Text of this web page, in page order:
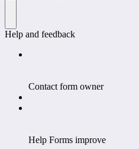
Help and feedback
Contact form owner
Help Forms improve